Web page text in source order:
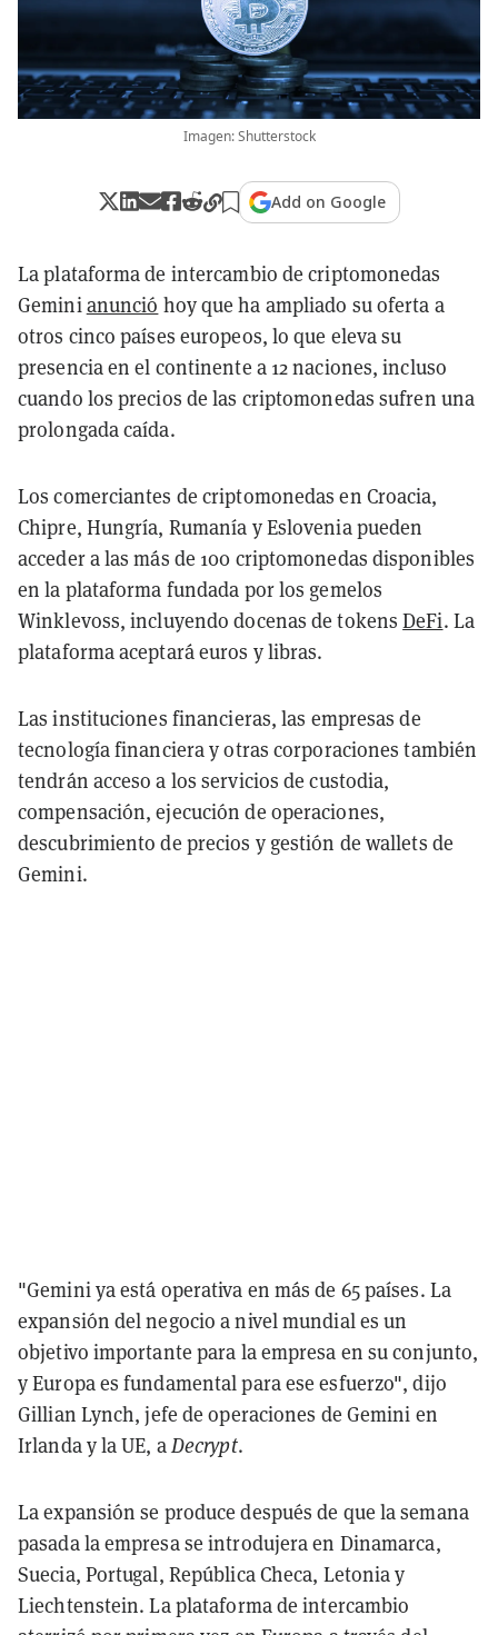
Imagen: Shutterstock
Add on Google
La plataforma de intercambio de criptomonedas
Geminianunció hoy que ha ampliado su oferta a
otros cinco países europeos, lo que eleva su
presencia en el continente a 12 naciones, incluso
cuando los precios de las criptomonedas sufren una
prolongada caída.
Los comerciantes de criptomonedas en Croacia,
Chipre, Hungría, Rumanía y Eslovenia pueden
acceder a las más de 100 criptomonedas disponibles
en la plataforma fundada por los gemelos
Winklevoss, incluyendo docenas de tokensDeFi. La
plataforma aceptará euros y libras.
Las instituciones financieras, las empresas de
tecnología financiera y otras corporaciones también
tendrán acceso a los servicios de custodia,
compensación, ejecución de operaciones,
descubrimiento de precios y gestión de wallets de
Gemini.
"Gemini ya está operativa en más de 65 países. La
expansión del negocio a nivel mundial es un
objetivo importante para la empresa en su conjunto,
y Europa es fundamental para ese esfuerzo", dijo
Gillian Lynch, jefe de operaciones de Gemini en
Irlanda y la UE, aDecrypt.
La expansión se produce después de que la semana
pasada la empresa se introdujera en Dinamarca,
Suecia, Portugal, República Checa, Letonia y
Liechtenstein. La plataforma de intercambio